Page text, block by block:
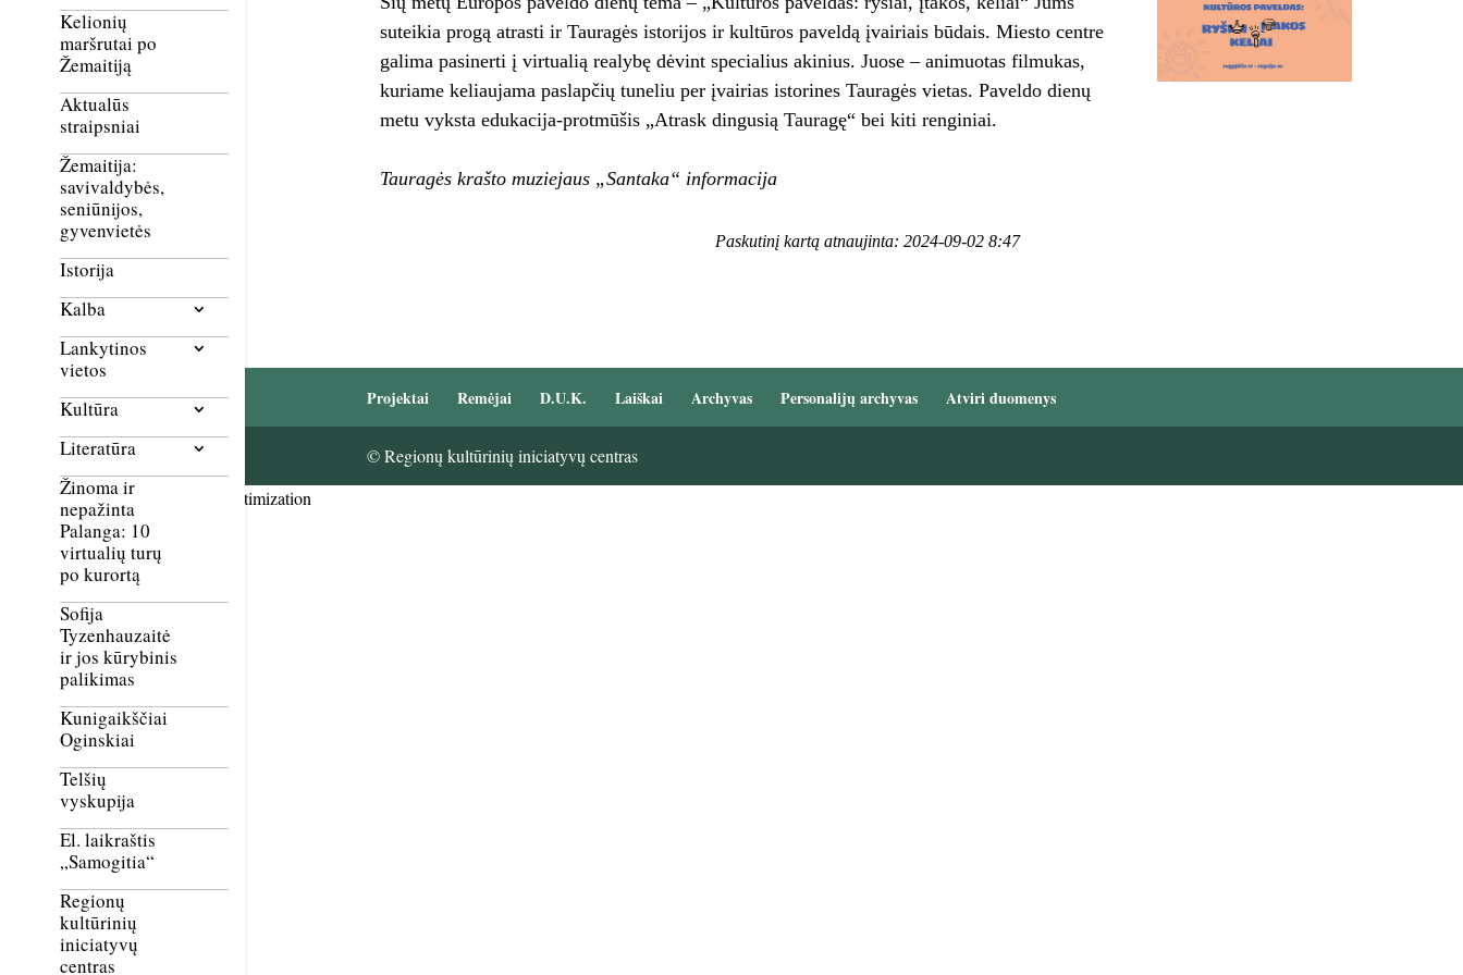
Kelionių
maršrutai po
Žemaitiją
Aktualūs
straipsniai
Žemaitija:
savivaldybės,
seniūnijos,
gyvenvietės
Istorija
Kalba
Lankytinos
vietos
Kultūra
Literatūra
Žinoma ir
nepažinta
Palanga: 10
virtualių turų
po kurortą
Sofija
Tyzenhauzaitė
ir jos kūrybinis
palikimas
Kunigaikščiai
Oginskiai
Telšių
vyskupija
El. laikraštis
„Samogitia“
Regionų
kultūrinių
iniciatyvų
centras
suteikia progą atrasti ir Tauragės istorijos ir kultūros paveldą įvairiais būdais. Miesto centre
galima pasinerti į virtualią realybę dėvint specialius akinius. Juose – animuotas filmukas,
kuriame keliaujama paslapčių tuneliu per įvairias istorines Tauragės vietas. Paveldo dienų
metu vyksta edukacija-protmūšis „Atrask dingusią Tauragę“ bei kiti renginiai.
Tauragės krašto muziejaus „Santaka“ informacija
Paskutinį kartą atnaujinta: 2024-09-02 8:47
Projektai Remėjai D.U.K. Laiškai Archyvas Personalijų archyvas Atviri duomenys
© Regionų kultūrinių iniciatyvų centras
Smush Image Compression and Optimization